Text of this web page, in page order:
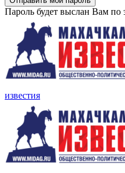
Пароль будет выслан Вам по
известия